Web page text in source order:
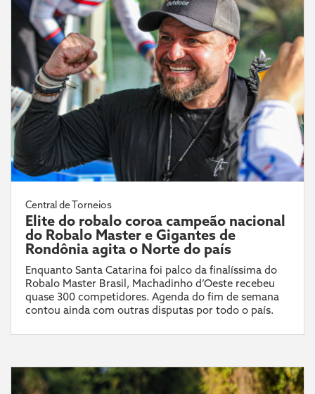
Central de Torneios
Elite do robalo coroa campeão nacional
do Robalo Master e Gigantes de
Rondônia agita o Norte do país
Enquanto Santa Catarina foi palco da finalíssima do
Robalo Master Brasil, Machadinho d’Oeste recebeu
quase 300 competidores. Agenda do fim de semana
contou ainda com outras disputas por todo o país.